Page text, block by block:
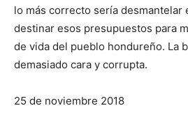
lo más correcto sería desmantelar
destinar esos presupuestos para
de vida del pueblo hondureño. La
demasiado cara y corrupta.
25 de noviembre 2018